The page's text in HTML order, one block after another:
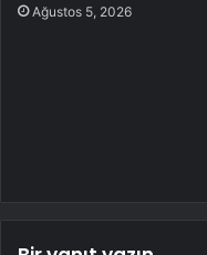
Ağustos 5, 2026